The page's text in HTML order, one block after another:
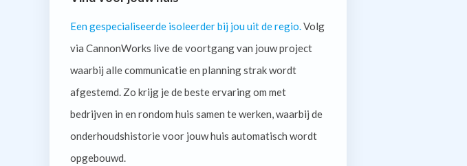
Een gespecialiseerde isoleerder bij jou uit de regio. Volg
via CannonWorks live de voortgang van jouw project
waarbij alle communicatie en planning strak wordt
afgestemd. Zo krijg je de beste ervaring om met
bedrijven in en rondom huis samen te werken, waarbij de
onderhoudshistorie voor jouw huis automatisch wordt
opgebouwd.